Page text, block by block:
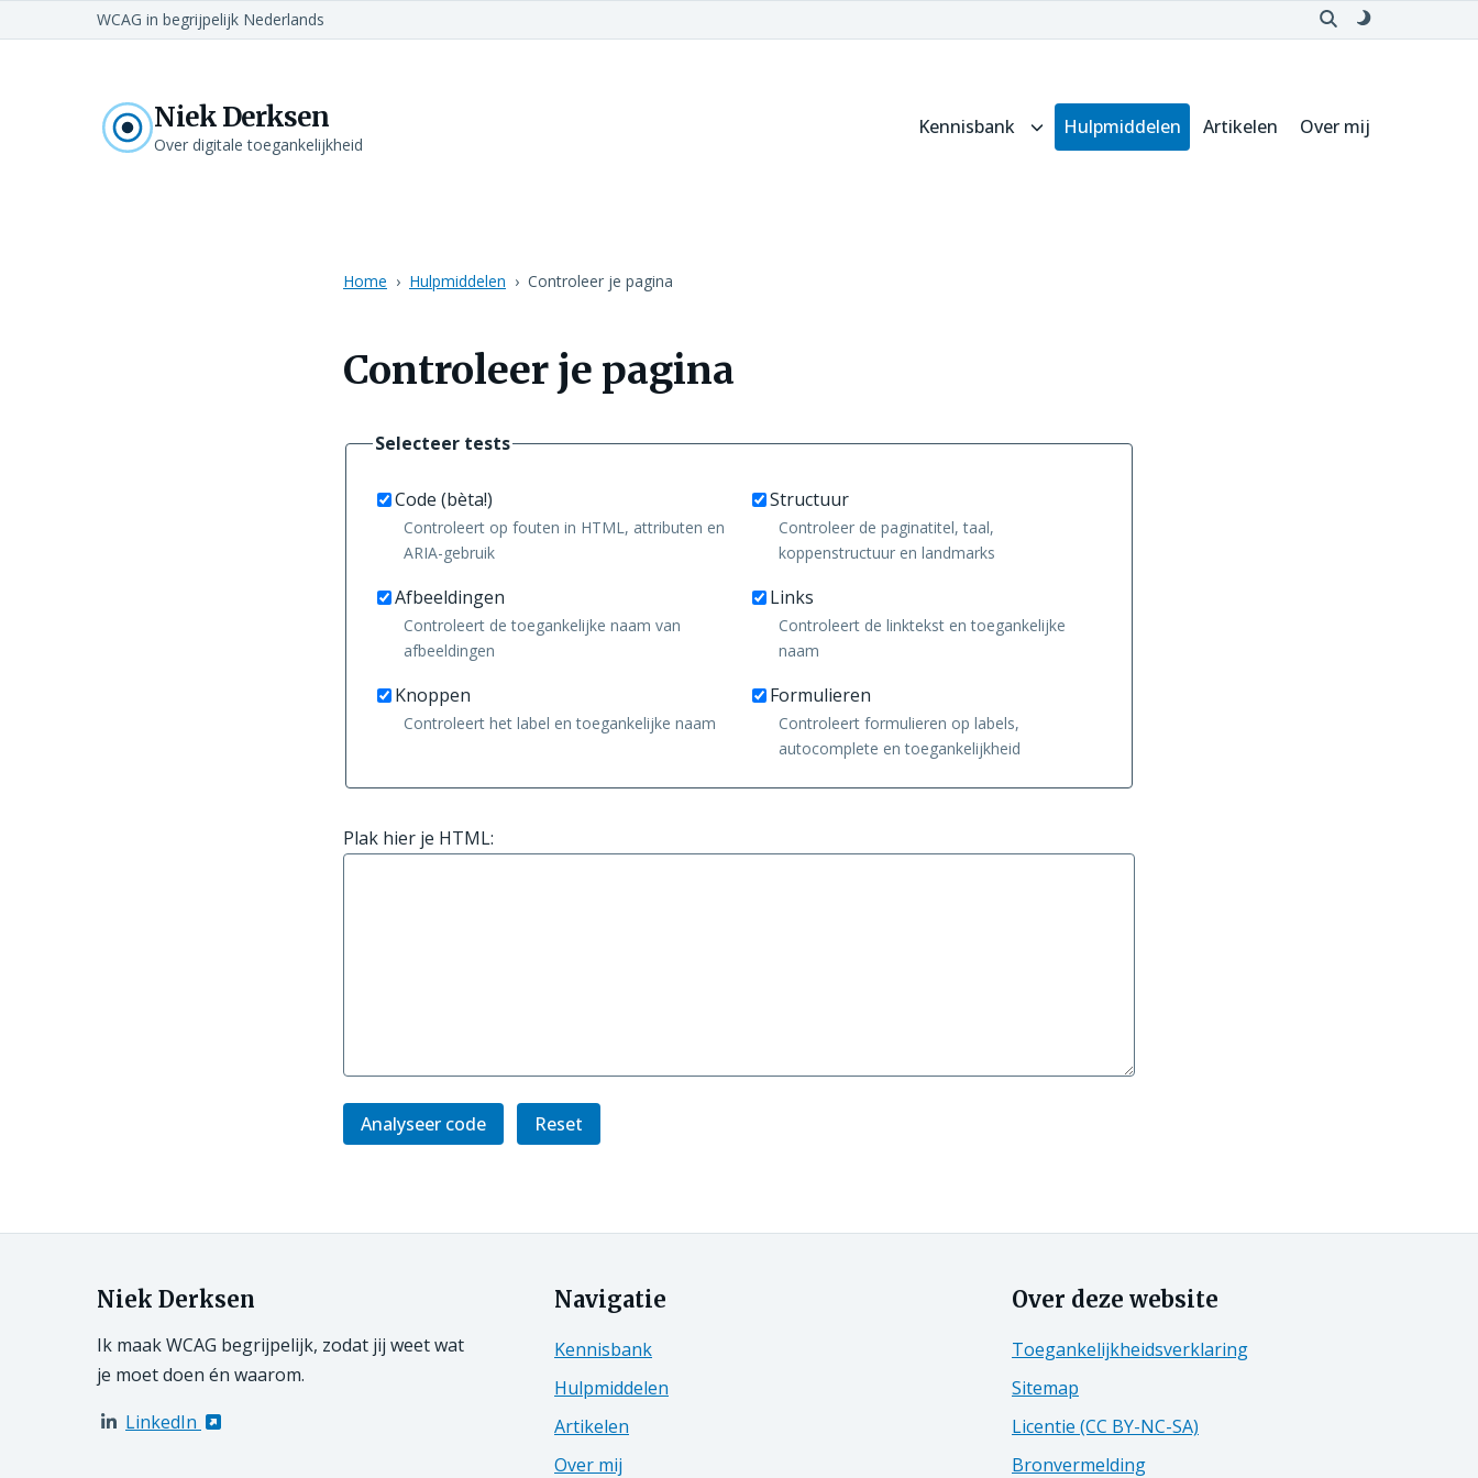
WCAG in begrijpelijk Nederlands
Niek Derksen
Over digitale toegankelijkheid
Kennisbank Hulpmiddelen Artikelen Over mij
Home Hulpmiddelen Controleer je pagina
Controleer je pagina
Selecteer tests
Code (bèta!)
Controleert op fouten in HTML, attributen en
ARIA-gebruik
Structuur
Controleer de paginatitel, taal,
koppenstructuur en landmarks
Afbeeldingen
Controleert de toegankelijke naam van
afbeeldingen
Links
Controleert de linktekst en toegankelijke
naam
Knoppen
Controleert het label en toegankelijke naam
Formulieren
Controleert formulieren op labels,
autocomplete en toegankelijkheid
Plak hier je HTML:
Analyseer code Reset
Niek Derksen
Ik maak WCAG begrijpelijk, zodat jij weet wat
je moet doen én waarom.
LinkedIn
Navigatie
Kennisbank
Hulpmiddelen
Artikelen
Over mij
Over deze website
Toegankelijkheidsverklaring
Sitemap
Licentie (CC BY-NC-SA)
Bronvermelding